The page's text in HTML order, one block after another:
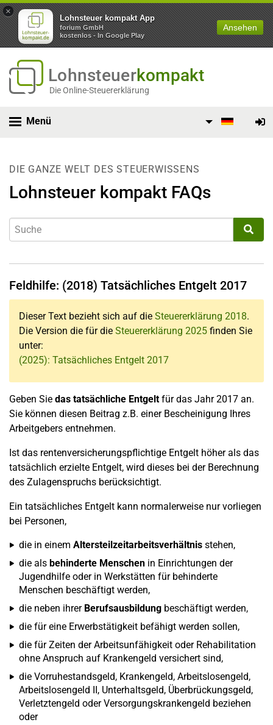
×
Lohnsteuer kompakt App
forium GmbH
kostenlos - In Google Play
Ansehen
Lohnsteuerkompakt
Die Online-Steuererklärung
Menü
DIE GANZE WELT DES STEUERWISSENS
Lohnsteuer kompakt FAQs
Feldhilfe: (2018) Tatsächliches Entgelt 2017
Dieser Text bezieht sich auf die Steuererklärung 2018.
Die Version die für die Steuererklärung 2025 finden Sie
unter:
(2025): Tatsächliches Entgelt 2017
Geben Sie das tatsächliche Entgeltfür das Jahr 2017 an.
Sie können diesen Beitrag z.B. einer Bescheinigung Ihres
Arbeitgebers entnehmen.
Ist das rentenversicherungspflichtige Entgelt höher als das
tatsächlich erzielte Entgelt, wird dieses bei der Berechnung
des Zulagenspruchs berücksichtigt.
Ein tatsächliches Entgelt kann normalerweise nur vorliegen
bei Personen,
die in einem Altersteilzeitarbeitsverhältnis stehen,
die als behinderte Menschen in Einrichtungen der
Jugendhilfe oder in Werkstätten für behinderte
Menschen beschäftigt werden,
die neben ihrer Berufsausbildung beschäftigt werden,
die für eine Erwerbstätigkeit befähigt werden sollen,
die für Zeiten der Arbeitsunfähigkeit oder Rehabilitation
ohne Anspruch auf Krankengeld versichert sind,
die Vorruhestandsgeld, Krankengeld, Arbeitslosengeld,
Arbeitslosengeld II, Unterhaltsgeld, Überbrückungsgeld,
Verletztengeld oder Versorgungskrankengeld beziehen
oder